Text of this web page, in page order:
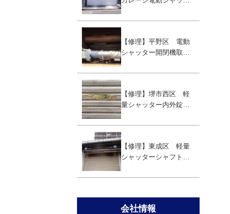
【修理】平野区 電動
シャッター開閉機取替
【修理】堺市西区 軽
量シャッター内外錠取
【修理】東成区 軽量
シャッターシャフト取
会社情報